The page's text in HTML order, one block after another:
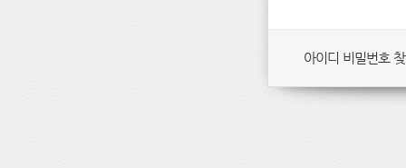
아이디 비밀번호